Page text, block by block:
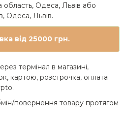
Одеса, Львів або
Одеса, Львів.
від 25000 грн.
термінал в магазині,
картою, розстрочка, оплата
повернення товару протягом